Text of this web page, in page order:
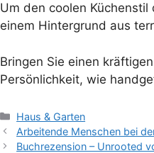
Um den coolen
einem Hintergrund aus
Bringen Sie einen
Persönlichkeit, wie
Kategorien
Haus & Garten
Arbeitende Menschen bei
Buchrezension – Unrooted